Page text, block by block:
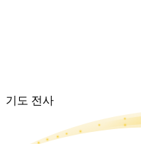
기도 전사